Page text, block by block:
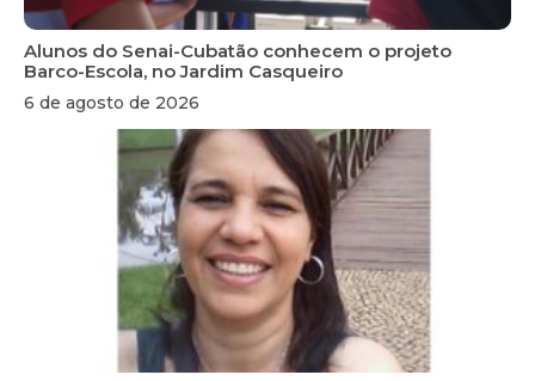
Alunos do Senai-Cubatão conhecem o projeto
Barco-Escola, no Jardim Casqueiro
6 de agosto de 2026